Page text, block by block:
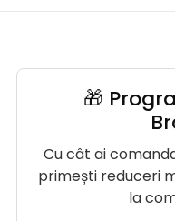
🎁
Cu cât ai
primești reduceri
la